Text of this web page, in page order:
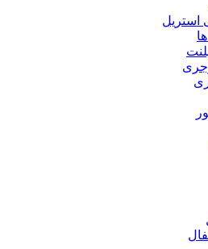
استریل